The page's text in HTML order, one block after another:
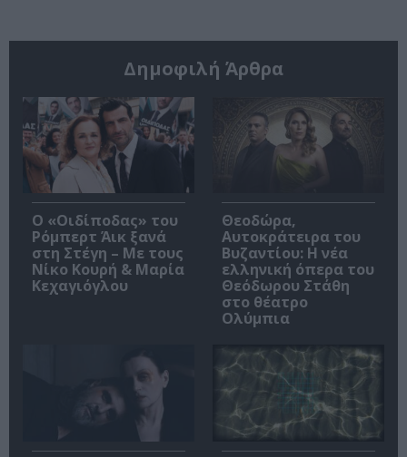
Δημοφιλή Άρθρα
O «Οιδίποδας» του
Ρόμπερτ Άικ ξανά
στη Στέγη – Με τους
Νίκο Κουρή & Μαρία
Κεχαγιόγλου
Θεοδώρα,
Αυτοκράτειρα του
Βυζαντίου: Η νέα
ελληνική όπερα του
Θεόδωρου Στάθη
στο θέατρο
Ολύμπια